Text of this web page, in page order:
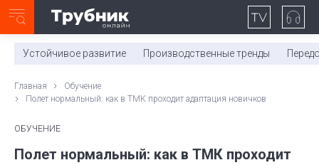
0:00/ 11:03
Устойчивое развитие Производственные тренды
Главная
Обучение
Полет нормальный: как в ТМК проходит адаптация новичков
ОБУЧЕНИЕ
Полет нормальный: как в ТМК проходит